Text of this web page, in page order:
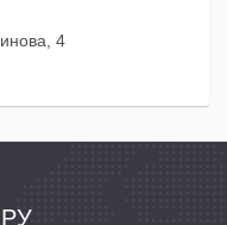
4